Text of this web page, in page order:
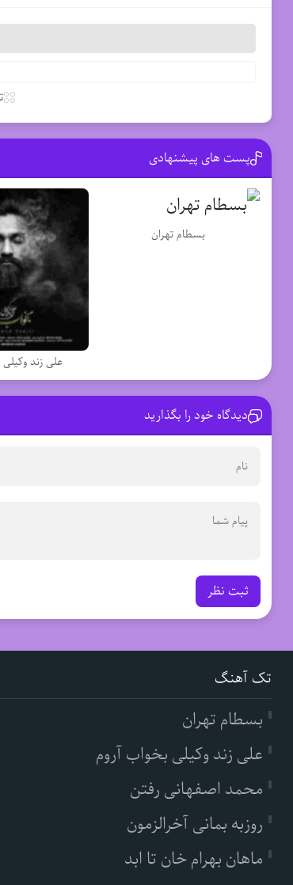
پست های پیشنهادی
بسطام تهران
علی زند
دیدگاه خود را بگذارید
ثبت نظر
تک آهنگ
بسطام تهران
علی زند وکیلی بخواب آروم
محمد اصفهانی رفتن
روزبه بمانی آخرالزمون
ماهان بهرام خان تا ابد